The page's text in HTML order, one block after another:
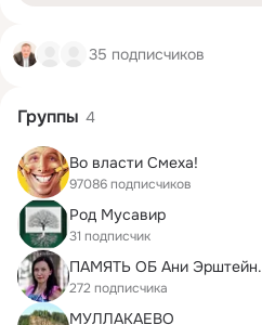
35 подписчиков
Группы 4
Во власти Смеха!
97086 подписчиков
Род Мусавир
31 подписчик
ПАМЯТЬ ОБ Ани Эрштейн.
272 подписчика
МУЛЛАКАЕВО